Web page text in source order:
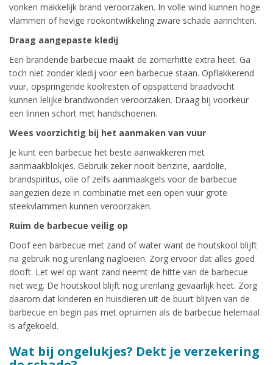
vonken makkelijk brand veroorzaken. In volle wind kunnen hoge
vlammen of hevige rookontwikkeling zware schade aanrichten.
Draag aangepaste kledij
Een brandende barbecue maakt de zomerhitte extra heet. Ga
toch niet zonder kledij voor een barbecue staan. Opflakkerend
vuur, opspringende koolresten of opspattend braadvocht
kunnen lelijke brandwonden veroorzaken. Draag bij voorkeur
een linnen schort met handschoenen.
Wees voorzichtig bij het aanmaken van vuur
Je kunt een barbecue het beste aanwakkeren met
aanmaakblokjes. Gebruik zeker nooit benzine, aardolie,
brandspiritus, olie of zelfs aanmaakgels voor de barbecue
aangezien deze in combinatie met een open vuur grote
steekvlammen kunnen veroorzaken.
Ruim de barbecue veilig op
Doof een barbecue met zand of water want de houtskool blijft
na gebruik nog urenlang nagloeien. Zorg ervoor dat alles goed
dooft. Let wel op want zand neemt de hitte van de barbecue
niet weg. De houtskool blijft nog urenlang gevaarlijk heet. Zorg
daarom dat kinderen en huisdieren uit de buurt blijven van de
barbecue en begin pas met opruimen als de barbecue helemaal
is afgekoeld.
Wat bij ongelukjes? Dekt je verzekering